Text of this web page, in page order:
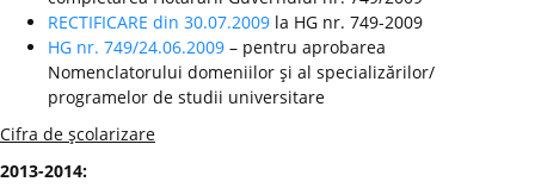
RECTIFICARE din 30.07.2009 la HG nr. 749-2009
HG nr. 749/24.06.2009 – pentru aprobarea
Nomenclatorului domeniilor şi al specializărilor/
programelor de studii universitare
Cifra de şcolarizare
2013-2014: